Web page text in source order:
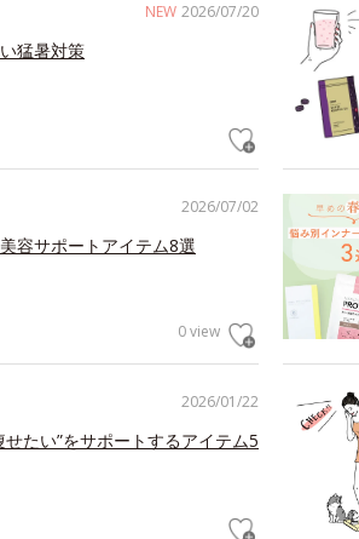
NEW 2026/07/20
猛暑対策
2026/07/02
容サポートアイテム8選
0 view
2026/01/22
たい”をサポートするアイテム5